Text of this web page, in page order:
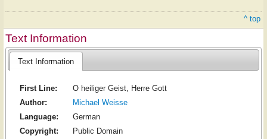
^ top
Text Information
Text Information
First Line:
O heiliger Geist, Herre Gott
Author:
Michael Weisse
Language:
German
Copyright:
Public Domain